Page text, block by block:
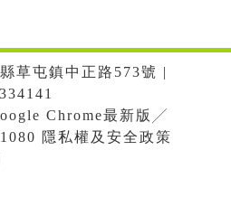
草屯鎮中正路573號 |
Chrome最新版╱
隱私權及安全政策